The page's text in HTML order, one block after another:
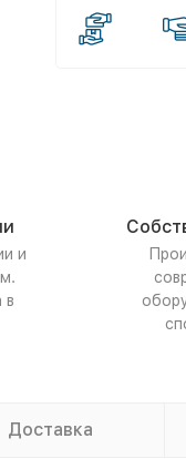
и
в
Доставка